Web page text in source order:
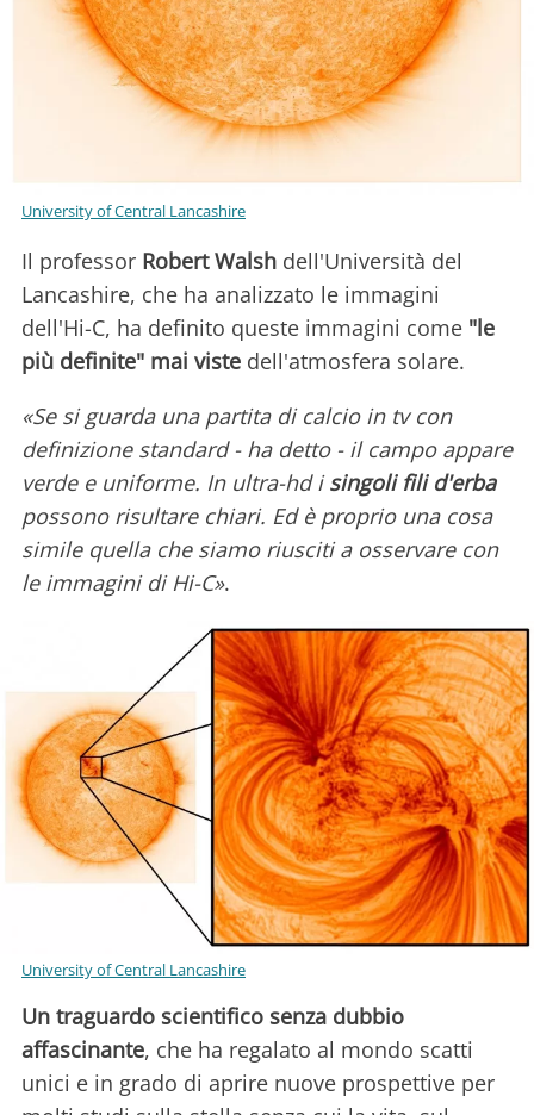
University of Central Lancashire
Il professor Robert Walsh dell'Università del
Lancashire, che ha analizzato le immagini
dell'Hi-C, ha definito queste immagini come "le
più definite" mai viste dell'atmosfera solare.
«Se si guarda una partita di calcio in tv con
definizione standard - ha detto - il campo appare
verde e uniforme. In ultra-hd isingoli fili d'erba
possono risultare chiari. Ed è proprio una cosa
simile quella che siamo riusciti a osservare con
le immagini di Hi-C».
University of Central Lancashire
Un traguardo scientifico senza dubbio
affascinante, che ha regalato al mondo scatti
unici e in grado di aprire nuove prospettive per